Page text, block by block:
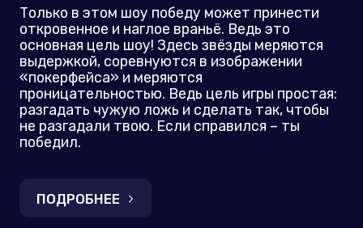
Только в этом шоу победу может принести
откровенное и наглое враньё. Ведь это
основная цель шоу! Здесь звёзды меряются
выдержкой, соревнуются в изображении
«покерфейса» и меряются
проницательностью. Ведь цель игры простая:
разгадать чужую ложь и сделать так, чтобы
не разгадали твою. Если справился – ты
победил.
ПОДРОБНЕЕ